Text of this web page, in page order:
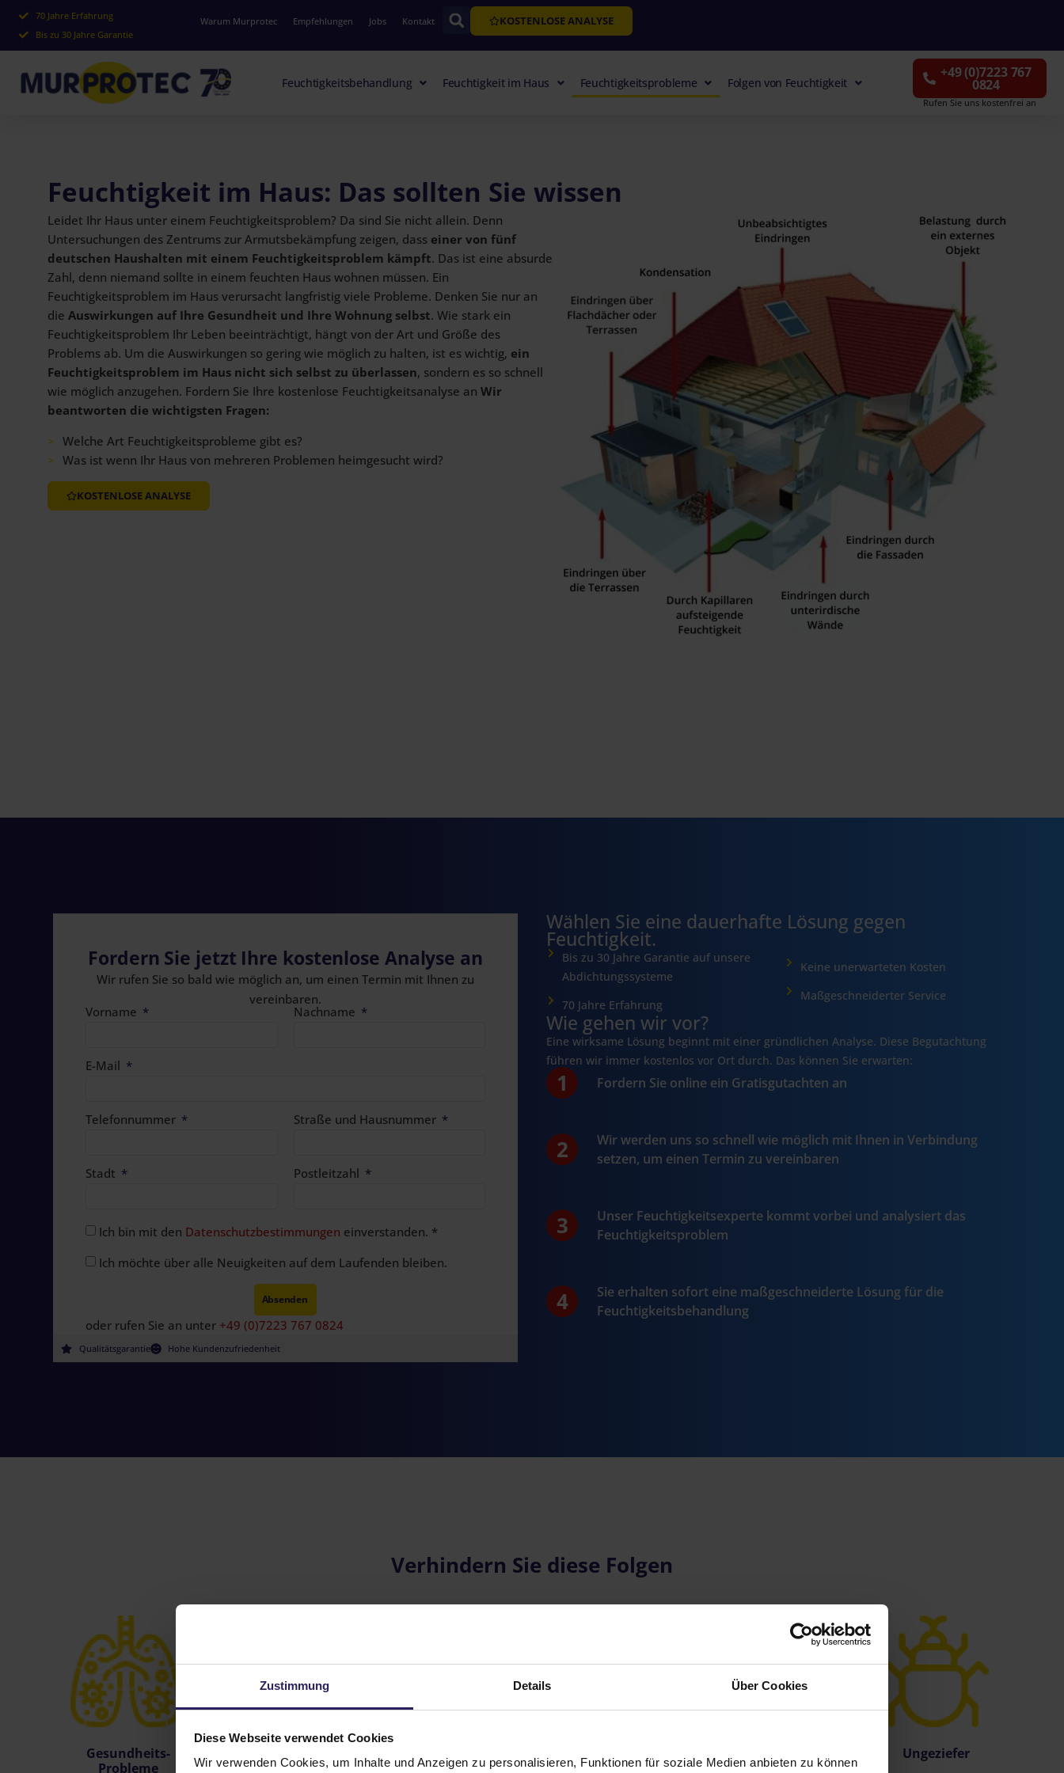
Zustimmung Details Über Cookies
Diese Webseite verwendet Cookies
Wir verwenden Cookies, um Inhalte und Anzeigen zu personalisieren, Funktionen für soziale Medien anbieten zu können
70 Jahre Erfahrung
Bis zu 30 Jahre Garantie
Warum Murprotec Empfehlungen Jobs Kontakt KOSTENLOSE ANALYSE
Feuchtigkeitsbehandlung Feuchtigkeit im Haus Feuchtigkeitsprobleme Folgen von Feuchtigkeit
+49 (0)7223 767
0824
Rufen Sie uns kostenfrei an
Feuchtigkeit im Haus: Das sollten Sie wissen
Leidet Ihr Haus unter einem Feuchtigkeitsproblem? Da sind Sie nicht allein. Denn
Untersuchungen des Zentrums zur Armutsbekämpfung zeigen, dass einer von fünf
deutschen Haushalten mit einem Feuchtigkeitsproblem kämpft. Das ist eine absurde
Zahl, denn niemand sollte in einem feuchten Haus wohnen müssen. Ein
Feuchtigkeitsproblem im Haus verursacht langfristig viele Probleme. Denken Sie nur an
die Auswirkungen auf Ihre Gesundheit und Ihre Wohnung selbst. Wie stark ein
Feuchtigkeitsproblem Ihr Leben beeinträchtigt, hängt von der Art und Größe des
Problems ab. Um die Auswirkungen so gering wie möglich zu halten, ist es wichtig, ein
Feuchtigkeitsproblem im Haus nicht sich selbst zu überlassen, sondern es so schnell
wie möglich anzugehen. Fordern Sie Ihre kostenlose Feuchtigkeitsanalyse an Wir
beantworten die wichtigsten Fragen:
Welche Art Feuchtigkeitsprobleme gibt es?
Was ist wenn Ihr Haus von mehreren Problemen heimgesucht wird?
KOSTENLOSE ANALYSE
Fordern Sie jetzt Ihre kostenlose Analyse an
Wir rufen Sie so bald wie möglich an, um einen Termin mit Ihnen zu
vereinbaren.
Vorname Nachname
E-Mail
Telefonnummer Straße und Hausnummer
Stadt Postleitzahl
Ich bin mit den Datenschutzbestimmungen einverstanden. *
Ich möchte über alle Neuigkeiten auf dem Laufenden bleiben.
Absenden
oder rufen Sie an unter +49 (0)7223 767 0824
Qualitätsgarantie Hohe Kundenzufriedenheit
Wählen Sie eine dauerhafte Lösung gegen
Feuchtigkeit.
Bis zu 30 Jahre Garantie auf unsere
Abdichtungssysteme
70 Jahre Erfahrung
Keine unerwarteten Kosten
Maßgeschneiderter Service
Wie gehen wir vor?
Eine wirksame Lösung beginnt mit einer gründlichen Analyse. Diese Begutachtung
führen wir immer kostenlos vor Ort durch. Das können Sie erwarten:
Fordern Sie online ein Gratisgutachten an
Wir werden uns so schnell wie möglich mit Ihnen in Verbindung
setzen, um einen Termin zu vereinbaren
Unser Feuchtigkeitsexperte kommt vorbei und analysiert das
Feuchtigkeitsproblem
Sie erhalten sofort eine maßgeschneiderte Lösung für die
Feuchtigkeitsbehandlung
Verhindern Sie diese Folgen
Gesundheits-
Probleme
Wohnung
Ungeziefer